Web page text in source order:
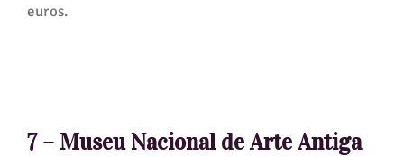
euros.
7 – Museu Nacional de Arte Antiga